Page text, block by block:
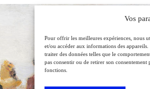
Vos
Pour offrir les meilleures expériences, nous
et/ou accéder aux informations des
traiter des données telles que le
pas consentir ou de retirer son
fonctions.